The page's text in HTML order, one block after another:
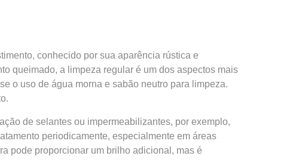
conhecido por sua aparência rústica e
queimado, a limpeza regular é um dos aspectos mais
o uso de água morna e sabão neutro para limpeza.
de selantes ou impermeabilizantes, por exemplo,
periodicamente, especialmente em áreas
pode proporcionar um brilho adicional, mas é